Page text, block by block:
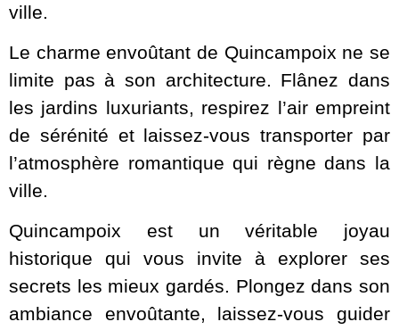
ville.
Le charme envoûtant de Quincampoix ne se
limite pas à son architecture. Flânez dans
les jardins luxuriants, respirez l’air empreint
de sérénité et laissez-vous transporter par
l’atmosphère romantique qui règne dans la
ville.
Quincampoix est un véritable joyau
historique qui vous invite à explorer ses
secrets les mieux gardés. Plongez dans son
ambiance envoûtante, laissez-vous guider